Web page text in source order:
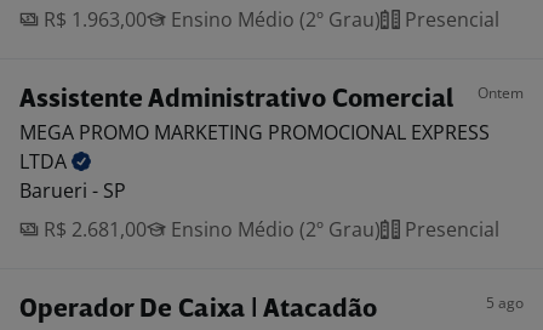
R$ 1.963,00
Ensino Médio (2º Grau) Presencial
Assistente Administrativo Comercial Ontem
MEGA PROMO MARKETING PROMOCIONAL EXPRESS
LTDA
Barueri - SP
R$ 2.681,00
Ensino Médio (2º Grau) Presencial
Operador De Caixa | Atacadão
5 ago